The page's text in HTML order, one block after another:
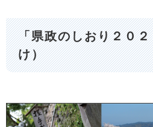
「県政のしおり２０
け）